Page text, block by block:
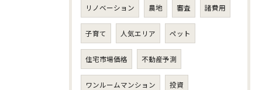
リノベーション 農地 審査 諸費用
子育て 人気エリア ペット
住宅市場価格 不動産予測
ワンルームマンション 投資